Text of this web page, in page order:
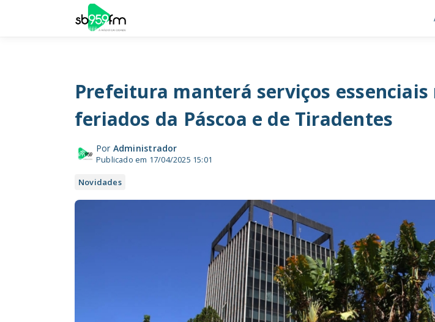
Prefeitura manterá serviços essenciais
feriados da Páscoa e de Tiradentes
Por Administrador
Publicado em 17/04/2025 15:01
Novidades